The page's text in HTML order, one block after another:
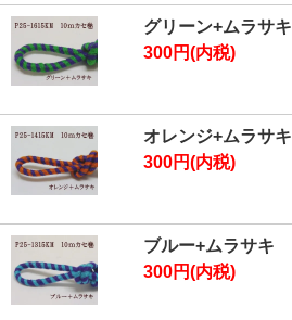
グリーン+ムラサキ
300円(内税)
オレンジ+ムラサキ
300円(内税)
ブルー+ムラサキ
300円(内税)